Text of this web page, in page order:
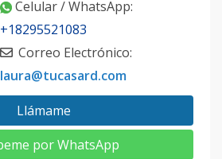
Celular / WhatsApp:
+18295521083
Correo Electrónico:
laura@tucasard.com
Llámame
por WhatsApp